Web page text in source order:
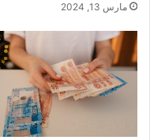
مارس 13, 2024